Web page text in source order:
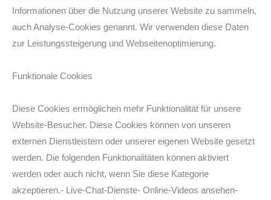
Informationen über die Nutzung unserer Website zu sammeln,
auch Analyse-Cookies genannt. Wir verwenden diese Daten
zur Leistungssteigerung und Webseitenoptimierung.
Funktionale Cookies
Diese Cookies ermöglichen mehr Funktionalität für unsere
Website-Besucher. Diese Cookies können von unseren
externen Dienstleistern oder unserer eigenen Website gesetzt
werden. Die folgenden Funktionalitäten können aktiviert
werden oder auch nicht, wenn Sie diese Kategorie
akzeptieren.- Live-Chat-Dienste- Online-Videos ansehen-